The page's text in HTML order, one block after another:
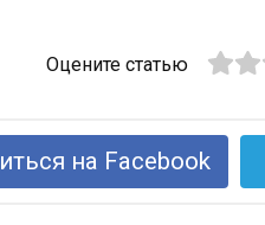
Оцените статью
на Facebook